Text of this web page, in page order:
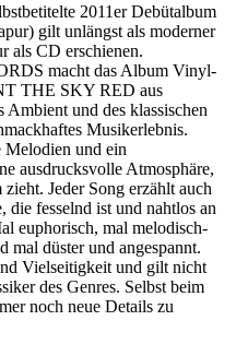
2011er Debütalbum
gilt unlängst als moderner
als CD erschienen.
macht das Album Vinyl-
THE SKY RED aus
Ambient und des klassischen
Musikerlebnis.
Melodien und ein
ausdrucksvolle Atmosphäre,
Jeder Song erzählt auch
die fesselnd ist und nahtlos an
euphorisch, mal melodisch-
mal düster und angespannt.
Vielseitigkeit und gilt nicht
des Genres. Selbst beim
noch neue Details zu